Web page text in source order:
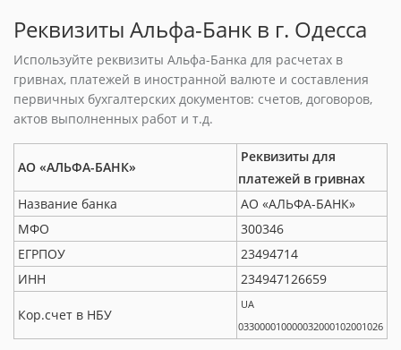
Реквизиты Альфа-Банк в г. Одесса
Используйте реквизиты Альфа-Банка для расчетах в
гривнах, платежей в иностранной валюте и составления
первичных бухгалтерских документов: счетов, договоров,
актов выполненных работ и т.д.
АО «АЛЬФА-БАНК»
Реквизиты для
платежей в гривнах
Название банка
АО «АЛЬФА-БАНК»
МФО
300346
ЕГРПОУ
23494714
ИНН
234947126659
Кор.счет в НБУ
UA
033000010000032000102001026